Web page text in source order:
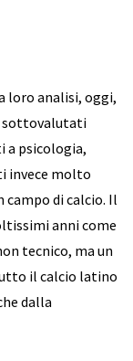
loro analisi, oggi,
sottovalutati
psicologia,
invece molto
di calcio. Il
anni come
tecnico, ma un
il calcio latino
dalla